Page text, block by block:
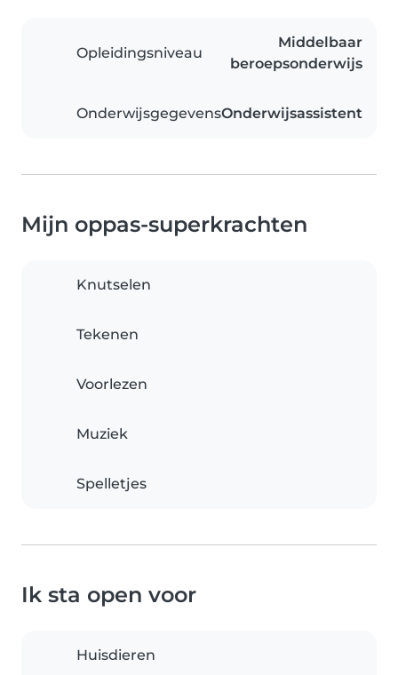
Opleidingsniveau
Middelbaar
beroepsonderwijs
OnderwijsgegevensOnderwijsassistent
Mijn oppas-superkrachten
Knutselen
Tekenen
Voorlezen
Muziek
Spelletjes
Ik sta open voor
Huisdieren